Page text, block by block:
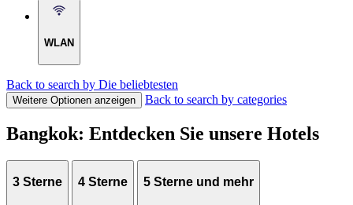
WLAN
Back to search by Die beliebtesten
Weitere Optionen anzeigen Back to search by categories
Bangkok: Entdecken Sie unsere Hotels
3 Sterne 4 Sterne 5 Sterne und mehr